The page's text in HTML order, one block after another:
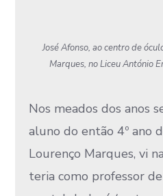
José Afonso, ao centro de
Marques, no Liceu António
Nos meados dos anos
aluno do então 4º ano
Lourenço Marques, vi
teria como professor